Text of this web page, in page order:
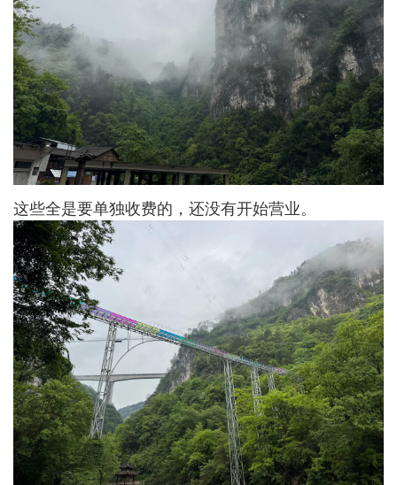
这些全是要单独收费的，还没有开始营业。